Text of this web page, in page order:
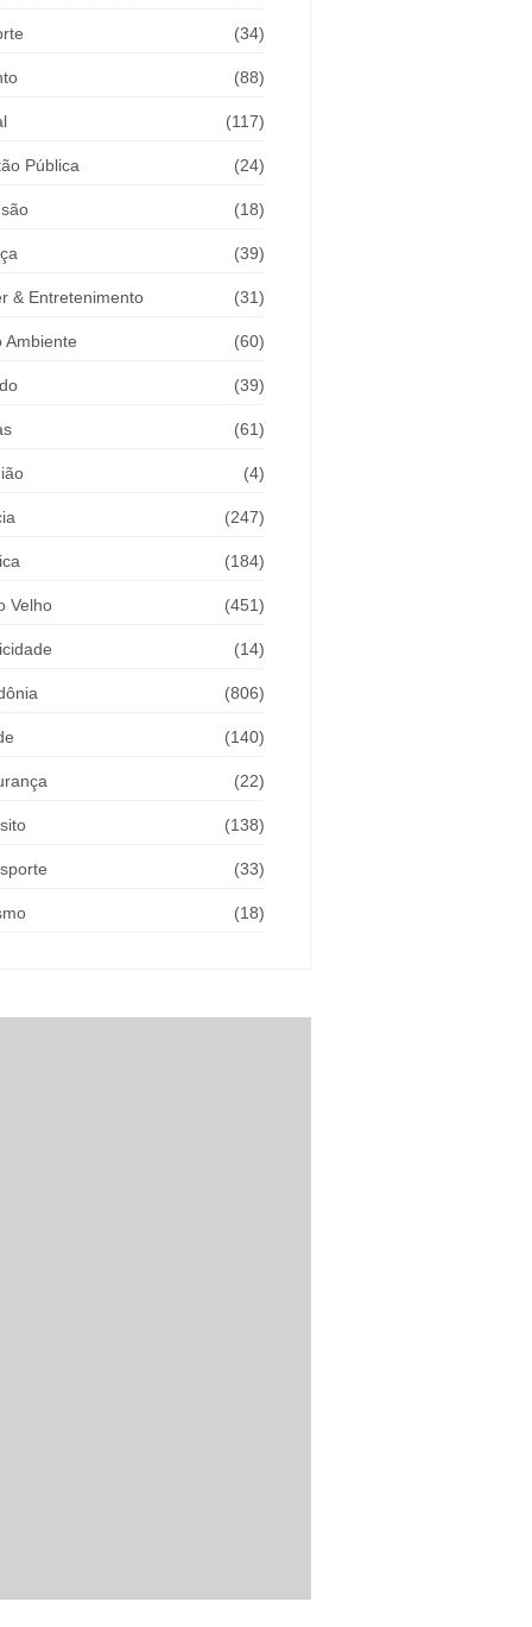
(34)
(88)
(117)
Pública (24)
(18)
(39)
& Entretenimento (31)
Ambiente (60)
(39)
(61)
(4)
(247)
(184)
Velho (451)
(14)
(806)
(140)
(22)
(138)
(33)
(18)